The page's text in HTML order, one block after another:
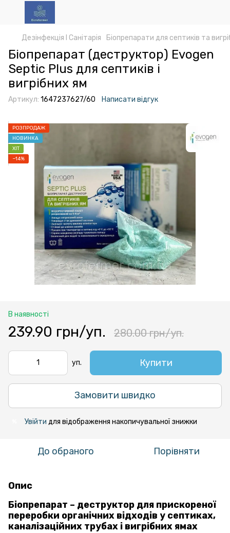
Дезінфекція І Санітарія Біопрепарати для септиків та
Біопрепарат (деструктор) Evogen
Septic Plus для септиків і
вигрібних ям
Артикул: 1647237627/60 Написати відгук
РОЗПРОДАЖ
НОВИНКА
ХІТ
−14%
В наявності
239.90 грн/уп. 280.00 грн/уп.
уп. Купити
Замовити швидко
Увійти для відображення накопичувальної знижки
До обраного Порівняти
Опис
Біопрепарат – деструктор для прискореної
переробки органічних відходів у септиках,
каналізаційних трубах і вигрібних ямах